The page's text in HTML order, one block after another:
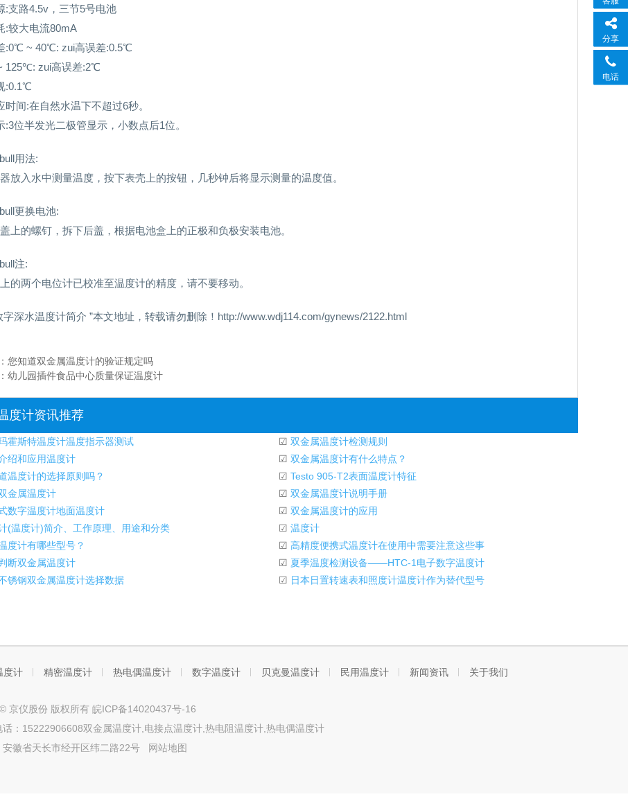
:支路4.5v，三节5号电池
:较大电流80mA
:0℃ ~ 40℃: zui高误差:0.5℃
125℃: zui高误差:2℃
:0.1℃
时间:在自然水温下不超过6秒。
:3位半发光二极管显示，小数点后1位。
用法:
放入水中测量温度，按下表壳上的按钮，几秒钟后将显示测量的温度值。
更换电池:
上的螺钉，拆下后盖，根据电池盒上的正极和负极安装电池。
注:
的两个电位计已校准至温度计的精度，请不要移动。
字深水温度计简介 ”本文地址，转载请勿删除！http://www.wdj114.com/gynews/2122.html
您知道双金属温度计的验证规定吗
幼儿园插件食品中心质量保证温度计
度计资讯推荐
霍斯特温度计温度指示器测试 ☑ 双金属温度计检测规则
绍和应用温度计 ☑ 双金属温度计有什么特点？
温度计的选择原则吗？ ☑ Testo 905-T2表面温度计特征
金属温度计 ☑ 双金属温度计说明手册
数字温度计地面温度计 ☑ 双金属温度计的应用
(温度计)简介、工作原理、用途和分类 ☑ 温度计
度计有哪些型号？ ☑ 高精度便携式温度计在使用中需要注意这些事
断双金属温度计 ☑ 夏季温度检测设备——HTC-1电子数字温度计
锈钢双金属温度计选择数据 ☑ 日本日置转速表和照度计温度计作为替代型号
度计 精密温度计 热电偶温度计 数字温度计 贝克曼温度计 民用温度计 新闻资讯 关于我们
京仪股份 版权所有 皖ICP备14020437号-16
话：15222906608双金属温度计,电接点温度计,热电阻温度计,热电偶温度计
安徽省天长市经开区纬二路22号
网站地图
分享
电话